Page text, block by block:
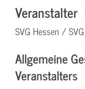
Veranstalter
SVG Hessen /
Allgemeine
Veranstalters